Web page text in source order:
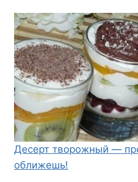
Десерт творожный —
оближешь!